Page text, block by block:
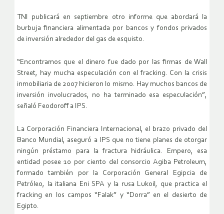
TNI publicará en septiembre otro informe que abordará la
burbuja financiera alimentada por bancos y fondos privados
de inversión alrededor del gas de esquisto.
“Encontramos que el dinero fue dado por las firmas de Wall
Street, hay mucha especulación con el fracking. Con la crisis
inmobiliaria de 2007 hicieron lo mismo. Hay muchos bancos de
inversión involucrados, no ha terminado esa especulación”,
señaló Feodoroff a IPS.
La Corporación Financiera Internacional, el brazo privado del
Banco Mundial, aseguró a IPS que no tiene planes de otorgar
ningún préstamo para la fractura hidráulica. Empero, esa
entidad posee 10 por ciento del consorcio Agiba Petroleum,
formado también por la Corporación General Egipcia de
Petróleo, la italiana Eni SPA y la rusa Lukoil, que practica el
fracking en los campos “Falak” y “Dorra” en el desierto de
Egipto.